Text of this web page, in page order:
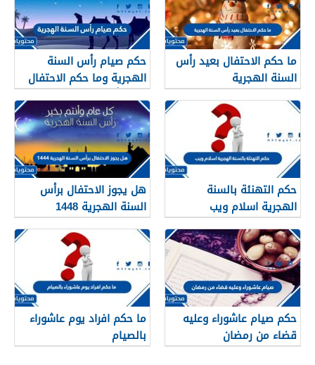
ما حكم الاحتفال بعيد رأس
السنة الهجرية
حكم صيام رأس السنة
الهجرية وما حكم الاحتفال
بعيد رأس السنه الهجريه
حكم التهنئة بالسنة
الهجرية اسلام ويب
هل يجوز الاحتفال برأس
السنة الهجرية 1448
حكم صيام عاشوراء وعليه
قضاء من رمضان
ما حكم افراد يوم عاشوراء
بالصيام